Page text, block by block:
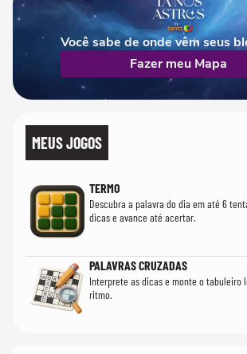
Você sabe de onde vêm seus
Fazer meu Mapa
MEUS JOGOS
TERMO
Descubra a palavra do dia em até 6
dicas e avance até acertar.
PALAVRAS CRUZADAS
Interprete as dicas e monte o tabuleiro
ritmo.